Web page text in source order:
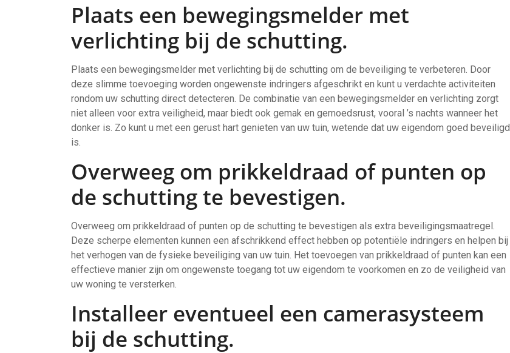
Plaats een bewegingsmelder met
verlichting bij de schutting.
Plaats een bewegingsmelder met verlichting bij de schutting om de beveiliging te verbeteren. Door
deze slimme toevoeging worden ongewenste indringers afgeschrikt en kunt u verdachte activiteiten
rondom uw schutting direct detecteren. De combinatie van een bewegingsmelder en verlichting zorgt
niet alleen voor extra veiligheid, maar biedt ook gemak en gemoedsrust, vooral ’s nachts wanneer het
donker is. Zo kunt u met een gerust hart genieten van uw tuin, wetende dat uw eigendom goed beveiligd
is.
Overweeg om prikkeldraad of punten op
de schutting te bevestigen.
Overweeg om prikkeldraad of punten op de schutting te bevestigen als extra beveiligingsmaatregel.
Deze scherpe elementen kunnen een afschrikkend effect hebben op potentiële indringers en helpen bij
het verhogen van de fysieke beveiliging van uw tuin. Het toevoegen van prikkeldraad of punten kan een
effectieve manier zijn om ongewenste toegang tot uw eigendom te voorkomen en zo de veiligheid van
uw woning te versterken.
Installeer eventueel een camerasysteem
bij de schutting.